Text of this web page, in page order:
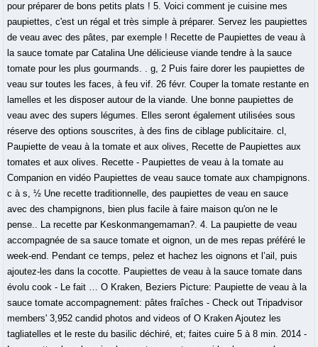
pour préparer de bons petits plats ! 5. Voici comment je cuisine mes
paupiettes, c'est un régal et très simple à préparer. Servez les paupiettes
de veau avec des pâtes, par exemple ! Recette de Paupiettes de veau à
la sauce tomate par Catalina Une délicieuse viande tendre à la sauce
tomate pour les plus gourmands. . g, 2 Puis faire dorer les paupiettes de
veau sur toutes les faces, à feu vif. 26 févr. Couper la tomate restante en
lamelles et les disposer autour de la viande. Une bonne paupiettes de
veau avec des supers légumes. Elles seront également utilisées sous
réserve des options souscrites, à des fins de ciblage publicitaire. cl,
Paupiette de veau à la tomate et aux olives, Recette de Paupiettes aux
tomates et aux olives. Recette - Paupiettes de veau à la tomate au
Companion en vidéo Paupiettes de veau sauce tomate aux champignons.
c à s, ½ Une recette traditionnelle, des paupiettes de veau en sauce
avec des champignons, bien plus facile à faire maison qu'on ne le
pense.. La recette par Keskonmangemaman?. 4. La paupiette de veau
accompagnée de sa sauce tomate et oignon, un de mes repas préféré le
week-end. Pendant ce temps, pelez et hachez les oignons et l’ail, puis
ajoutez-les dans la cocotte. Paupiettes de veau à la sauce tomate dans
évolu cook - Le fait … O Kraken, Beziers Picture: Paupiette de veau à la
sauce tomate accompagnement: pâtes fraîches - Check out Tripadvisor
members' 3,952 candid photos and videos of O Kraken Ajoutez les
tagliatelles et le reste du basilic déchiré, et; faites cuire 5 à 8 min. 2014 -